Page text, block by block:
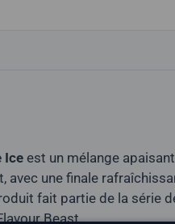
Ice est un mélange
avec une finale
fait partie de la série
Beast.